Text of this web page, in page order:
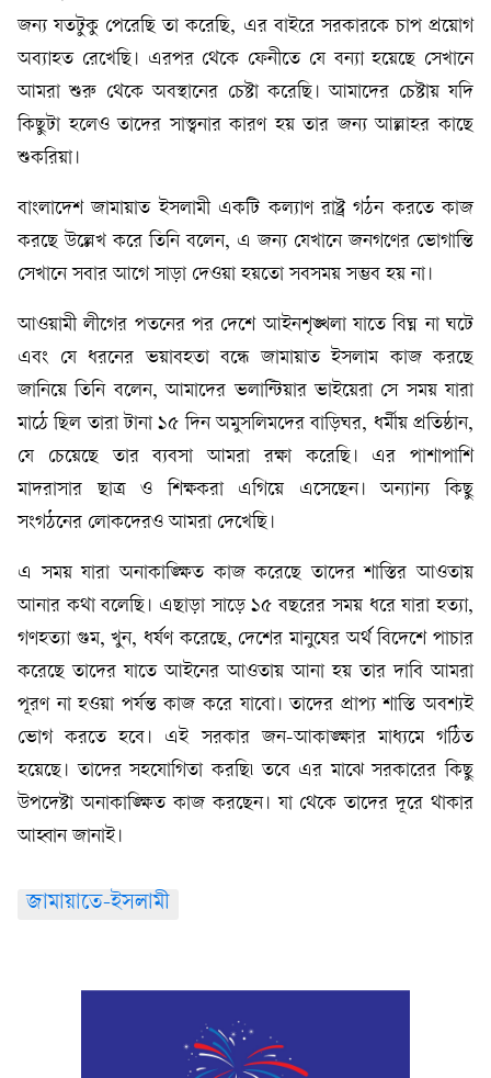
জন্য যতটুকু পেরেছি তা করেছি, এর বাইরে সরকারকে চাপ প্রয়োগ
অব্যাহত রেখেছি। এরপর থেকে ফেনীতে যে বন্যা হয়েছে সেখানে
আমরা শুরু থেকে অবস্থানের চেষ্টা করেছি। আমাদের চেষ্টায় যদি
কিছুটা হলেও তাদের সান্ত্বনার কারণ হয় তার জন্য আল্লাহর কাছে
শুকরিয়া।
বাংলাদেশ জামায়াত ইসলামী একটি কল্যাণ রাষ্ট্র গঠন করতে কাজ
করছে উল্লেখ করে তিনি বলেন, এ জন্য যেখানে জনগণের ভোগান্তি
সেখানে সবার আগে সাড়া দেওয়া হয়তো সবসময় সম্ভব হয় না।
আওয়ামী লীগের পতনের পর দেশে আইনশৃঙ্খলা যাতে বিঘ্ন না ঘটে
এবং যে ধরনের ভয়াবহতা বন্ধে জামায়াত ইসলাম কাজ করছে
জানিয়ে তিনি বলেন, আমাদের ভলান্টিয়ার ভাইয়েরা সে সময় যারা
মাঠে ছিল তারা টানা ১৫ দিন অমুসলিমদের বাড়িঘর, ধর্মীয় প্রতিষ্ঠান,
যে চেয়েছে তার ব্যবসা আমরা রক্ষা করেছি। এর পাশাপাশি
মাদরাসার ছাত্র ও শিক্ষকরা এগিয়ে এসেছেন। অন্যান্য কিছু
সংগঠনের লোকদেরও আমরা দেখেছি।
এ সময় যারা অনাকাঙ্ক্ষিত কাজ করেছে তাদের শাস্তির আওতায়
আনার কথা বলেছি। এছাড়া সাড়ে ১৫ বছরের সময় ধরে যারা হত্যা,
গণহত্যা গুম, খুন, ধর্ষণ করেছে, দেশের মানুষের অর্থ বিদেশে পাচার
করেছে তাদের যাতে আইনের আওতায় আনা হয় তার দাবি আমরা
পূরণ না হওয়া পর্যন্ত কাজ করে যাবো। তাদের প্রাপ্য শাস্তি অবশ্যই
ভোগ করতে হবে। এই সরকার জন-আকাঙ্ক্ষার মাধ্যমে গঠিত
হয়েছে। তাদের সহযোগিতা করছি৷ তবে এর মাঝে সরকারের কিছু
উপদেষ্টা অনাকাঙ্ক্ষিত কাজ করছেন। যা থেকে তাদের দূরে থাকার
আহ্বান জানাই।
জামায়াতে-ইসলামী